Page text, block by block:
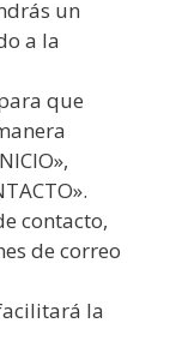
un
a la
que
contacto,
de correo
la